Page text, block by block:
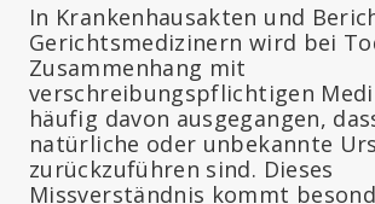
In Krankenhausakten und
Gerichtsmedizinern wird bei
Zusammenhang mit
verschreibungspflichtigen
häufig davon ausgegangen,
natürliche oder unbekannte
zurückzuführen sind. Dieses
Missverständnis kommt